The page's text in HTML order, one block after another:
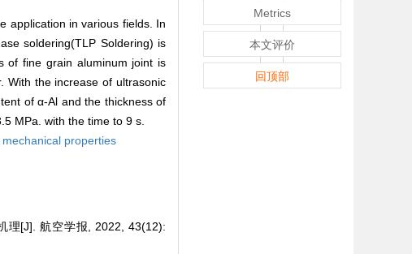
application in various fields. In
soldering(TLP Soldering) is
of fine grain aluminum joint is
With the increase of ultrasonic
of α-Al and the thickness of
MPa. with the time to 9 s.
mechanical properties
理[J]. 航空学报, 2022, 43(12):
Metrics
本文评价
回顶部